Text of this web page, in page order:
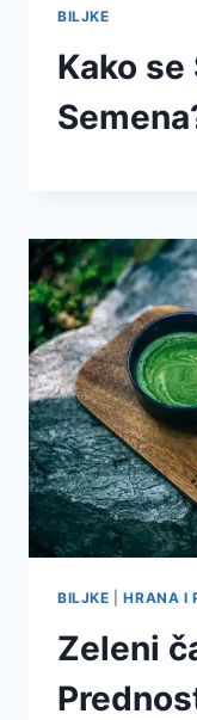
BILJKE
Kako se
BILJKE |HRANA I
Zeleni